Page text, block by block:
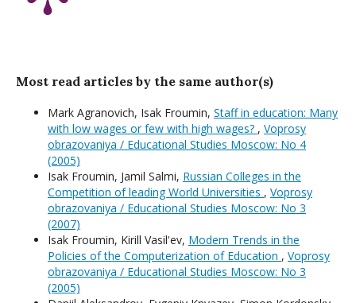
Most read articles by the same author(s)
Mark Agranovich, Isak Froumin, Staff in education: Many
with low wages or few with high wages? , Voprosy
obrazovaniya / Educational Studies Moscow: No 4
(2005)
Isak Froumin, Jamil Salmi, Russian Colleges in the
Competition of leading World Universities , Voprosy
obrazovaniya / Educational Studies Moscow: No 3
(2007)
Isak Froumin, Kirill Vasil'ev, Modern Trends in the
Policies of the Computerization of Education , Voprosy
obrazovaniya / Educational Studies Moscow: No 3
(2005)